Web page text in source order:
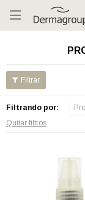

Filtrando por:
Quitar filtros